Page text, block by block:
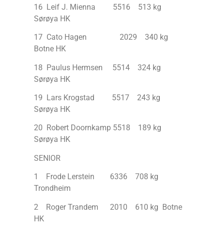
16 Leif J. Mienna 5516 513 kg
Sørøya HK
17 Cato Hagen 2029 340 kg
Botne HK
18 Paulus Hermsen 5514 324 kg
Sørøya HK
19 Lars Krogstad 5517 243 kg
Sørøya HK
20 Robert Doornkamp 5518 189 kg
Sørøya HK
SENIOR
1 Frode Lerstein 6336 708 kg
Trondheim
2 Roger Trandem 2010 610 kg Botne
HK